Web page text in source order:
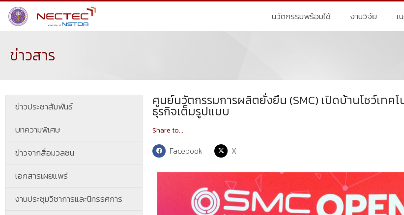
นวัตกรรมพร้อมใช้ งานวิจัย เ
ข่าวสาร
ข่าวประชาสัมพันธ์
บทความพิเศษ
ข่าวจากสื่อมวลชน
เอกสารเผยแพร่
งานประชุมวิชาการและนิทรรศการ
ศูนย์นวัตกรรมการผลิตยั่งยืน (SMC) เปิดบ้านโชว์เทค
ธุรกิจเต็มรูปแบบ
Share to...
Facebook X